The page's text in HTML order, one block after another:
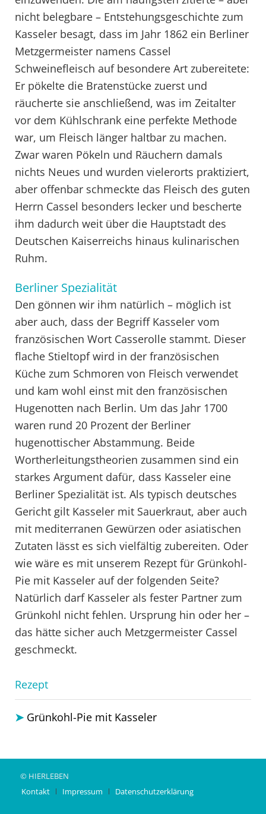
nicht belegbare – Entstehungsgeschichte zum
Kasseler besagt, dass im Jahr 1862 ein Berliner
Metzgermeister namens Cassel
Schweinefleisch auf besondere Art zubereitete:
Er pökelte die Bratenstücke zuerst und
räucherte sie anschließend, was im Zeitalter
vor dem Kühlschrank eine perfekte Methode
war, um Fleisch länger haltbar zu machen.
Zwar waren Pökeln und Räuchern damals
nichts Neues und wurden vielerorts praktiziert,
aber offenbar schmeckte das Fleisch des guten
Herrn Cassel besonders lecker und bescherte
ihm dadurch weit über die Hauptstadt des
Deutschen Kaiserreichs hinaus kulinarischen
Ruhm.
Berliner Spezialität
Den gönnen wir ihm natürlich – möglich ist
aber auch, dass der Begriff Kasseler vom
französischen Wort Casserolle stammt. Dieser
flache Stieltopf wird in der französischen
Küche zum Schmoren von Fleisch verwendet
und kam wohl einst mit den französischen
Hugenotten nach Berlin. Um das Jahr 1700
waren rund 20 Prozent der Berliner
hugenottischer Abstammung. Beide
Wortherleitungstheorien zusammen sind ein
starkes Argument dafür, dass Kasseler eine
Berliner Spezialität ist. Als typisch deutsches
Gericht gilt Kasseler mit Sauerkraut, aber auch
mit mediterranen Gewürzen oder asiatischen
Zutaten lässt es sich vielfältig zubereiten. Oder
wie wäre es mit unserem Rezept für Grünkohl-
Pie mit Kasseler auf der folgenden Seite?
Natürlich darf Kasseler als fester Partner zum
Grünkohl nicht fehlen. Ursprung hin oder her –
das hätte sicher auch Metzgermeister Cassel
geschmeckt.
Rezept
Grünkohl-Pie mit Kasseler
© HIERLEBEN
Kontakt
Impressum Datenschutzerklärung